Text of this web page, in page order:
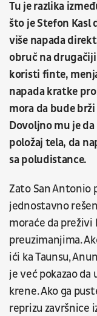
Tu je razlika
što je Stefon Kasl
više napada
obruč na
koristi finte,
napada kratke
mora da bude
Dovoljno mu je
položaj tela, da
sa poludistance.
Zato San Antonio
jednostavno
moraće da preživi
preuzimanjima.
ići ka Taunsu,
je već pokazao da
krene. Ako ga
reprizu završnice